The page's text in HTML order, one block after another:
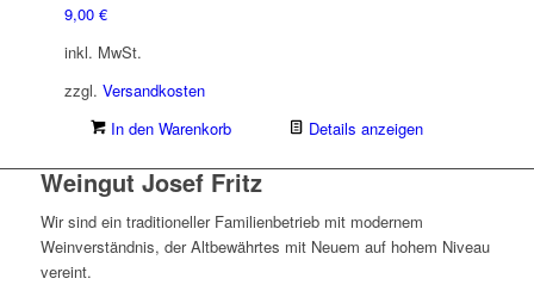
9,00 €
inkl. MwSt.
zzgl. Versandkosten
In den Warenkorb
Details anzeigen
Weingut Josef Fritz
Wir sind ein traditioneller Familienbetrieb mit modernem
Weinverständnis, der Altbewährtes mit Neuem auf hohem Niveau
vereint.